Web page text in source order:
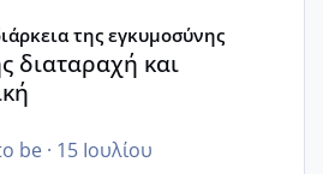
καισαρική
της εγκυμοσύνης
διαταραχή και
be· 15 Ιουλίου